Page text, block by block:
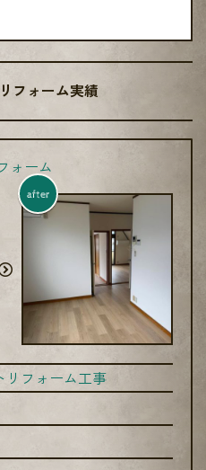
フォーム実績
ォーム
after
リフォーム工事